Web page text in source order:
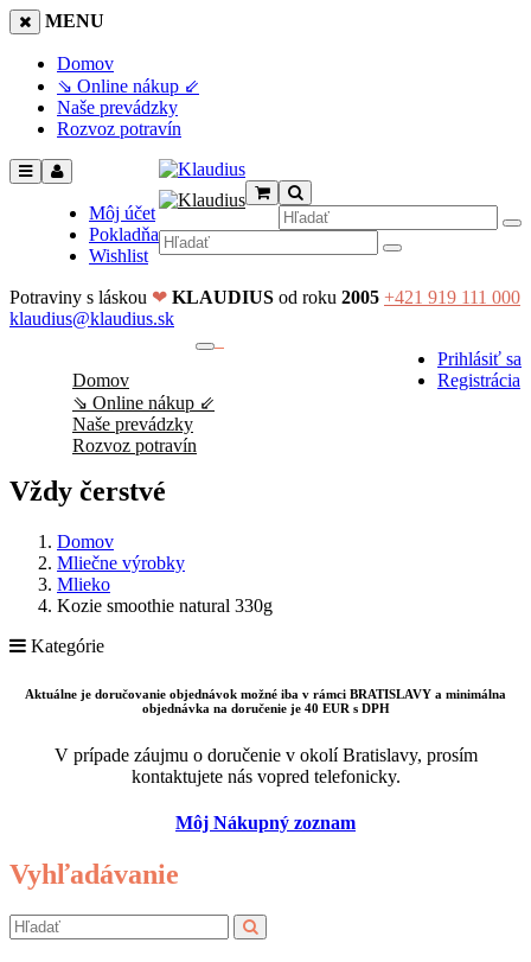
MENU
Domov
⇘ Online nákup ⇙
Naše prevádzky
Rozvoz potravín
Môj účet
Pokladňa
Wishlist
Potraviny s láskou ❤ KLAUDIUS od roku 2005 +421 919 111 000
klaudius@klaudius.sk
Prihlásiť sa
Registrácia
Domov
⇘ Online nákup ⇙
Naše prevádzky
Rozvoz potravín
Vždy čerstvé
Domov
Mliečne výrobky
Mlieko
Kozie smoothie natural 330g
Kategórie
Aktuálne je doručovanie objednávok možné iba v rámci BRATISLAVY a minimálna
objednávka na doručenie je 40 EUR s DPH
V prípade záujmu o doručenie v okolí Bratislavy, prosím
kontaktujete nás vopred telefonicky.
Môj Nákupný zoznam
Vyhľadávanie